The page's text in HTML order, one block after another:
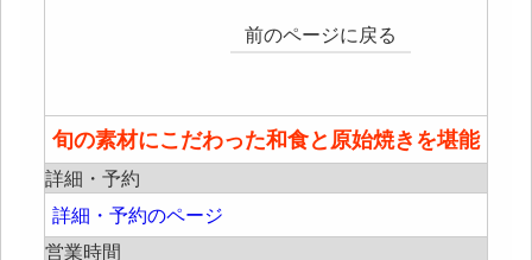
前のページに戻る
旬の素材にこだわった和食と原始焼きを堪能
詳細・予約
詳細・予約のページ
営業時間